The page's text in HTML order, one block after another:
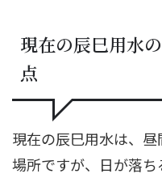
現在の辰巳用水
点
現在の辰巳用水は、
場所ですが、日が落ち